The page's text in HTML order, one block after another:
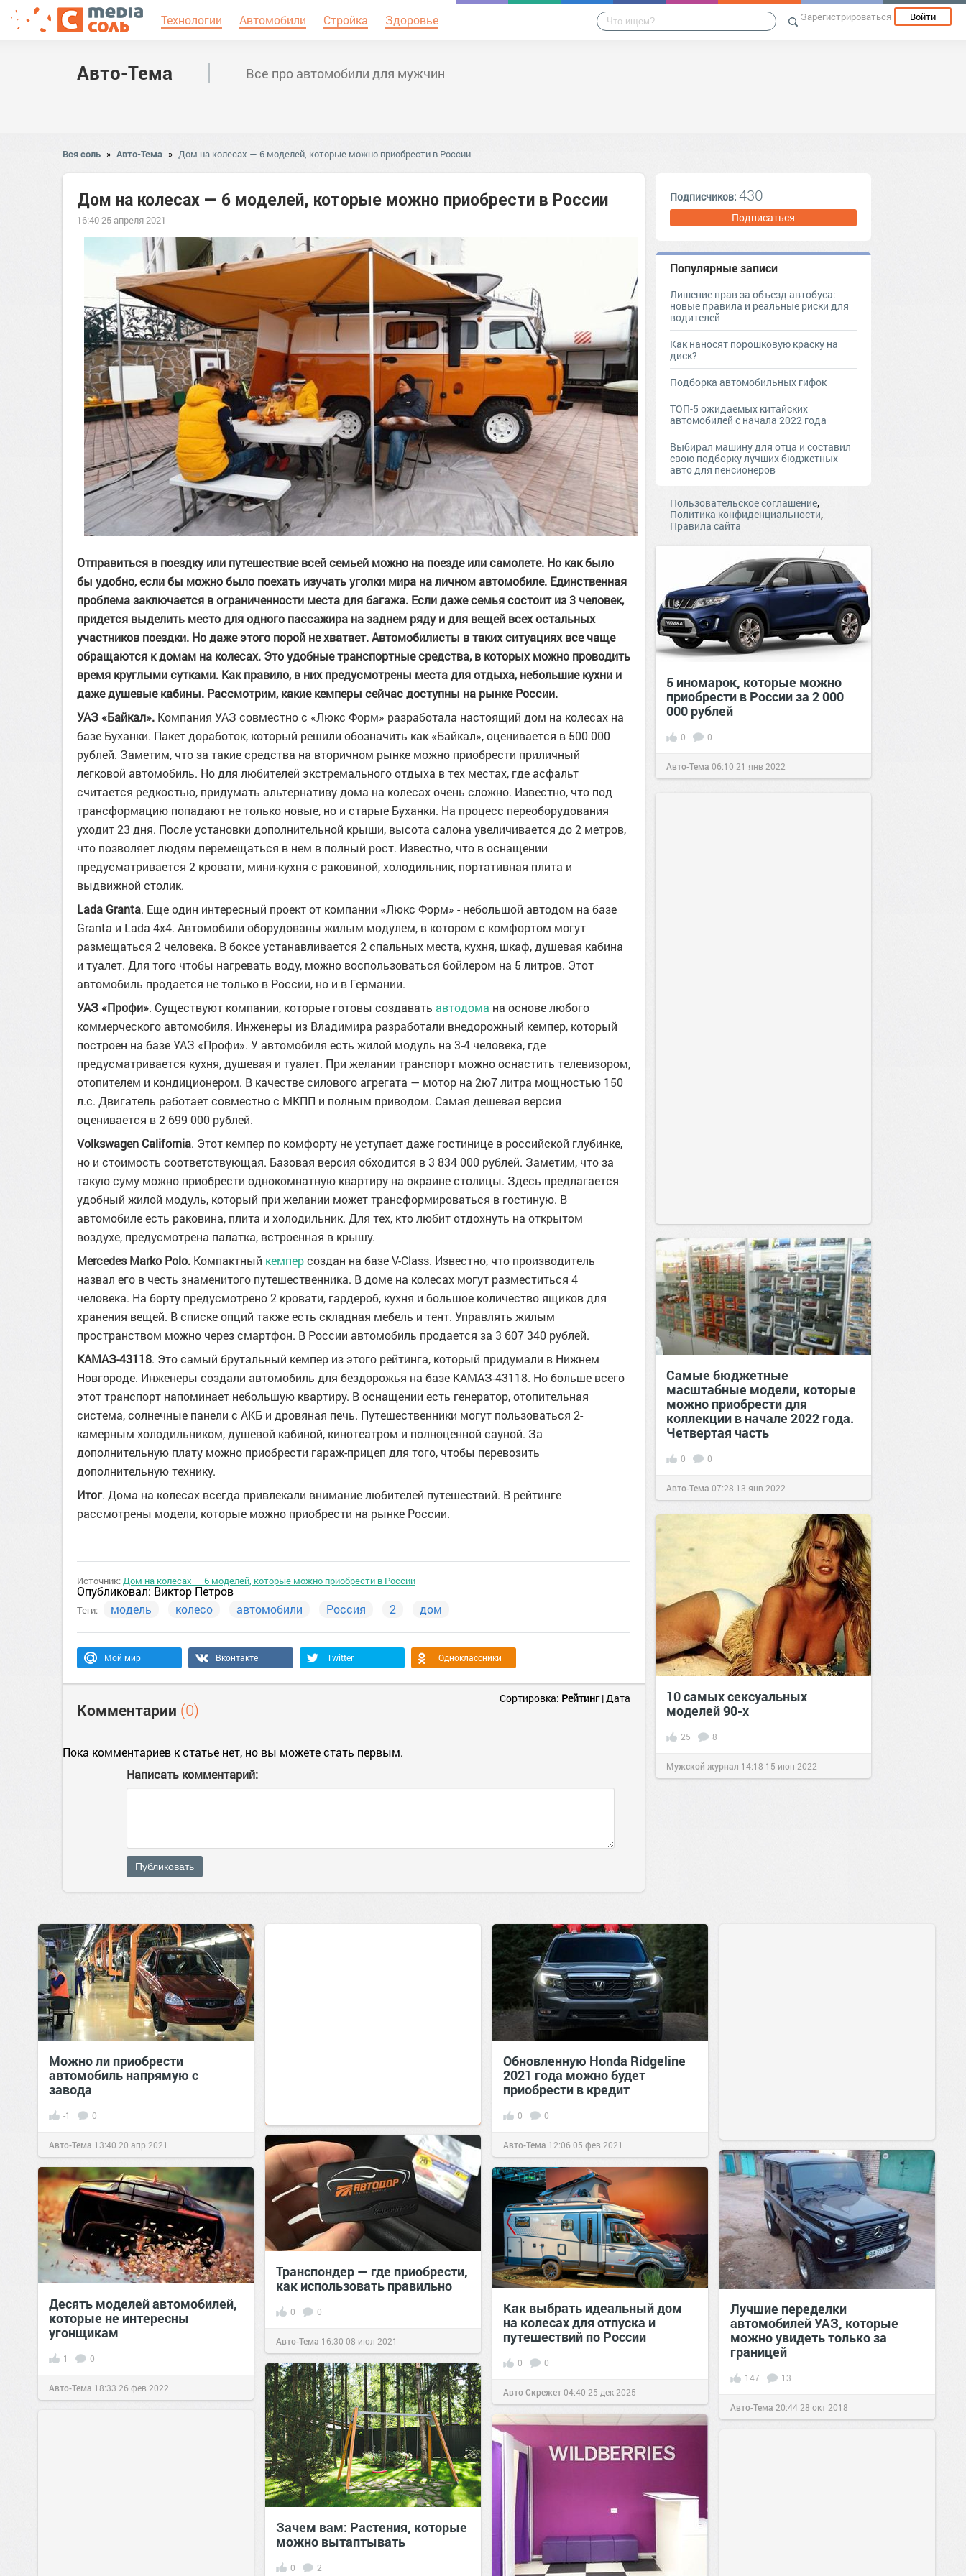
Технологии Автомобили Стройка Здоровье Зарегистрироваться Войти
Авто-Тема Все про автомобили для мужчин
Вся соль » Авто-Тема » Дом на колесах — 6 моделей, которые можно приобрести в России
Дом на колесах — 6 моделей, которые можно приобрести в России
16:40 25 апреля 2021
Отправиться в поездку или путешествие всей семьей можно на поезде или самолете. Но как было
бы удобно, если бы можно было поехать изучать уголки мира на личном автомобиле. Единственная
проблема заключается в ограниченности места для багажа. Если даже семья состоит из 3 человек,
придется выделить место для одного пассажира на заднем ряду и для вещей всех остальных
участников поездки. Но даже этого порой не хватает. Автомобилисты в таких ситуациях все чаще
обращаются к домам на колесах. Это удобные транспортные средства, в которых можно проводить
время круглыми сутками. Как правило, в них предусмотрены места для отдыха, небольшие кухни и
даже душевые кабины. Рассмотрим, какие кемперы сейчас доступны на рынке России.
УАЗ «Байкал». Компания УАЗ совместно с «Люкс Форм» разработала настоящий дом на колесах на
базе Буханки. Пакет доработок, который решили обозначить как «Байкал», оценивается в 500 000
рублей. Заметим, что за такие средства на вторичном рынке можно приобрести приличный
легковой автомобиль. Но для любителей экстремального отдыха в тех местах, где асфальт
считается редкостью, придумать альтернативу дома на колесах очень сложно. Известно, что под
трансформацию попадают не только новые, но и старые Буханки. На процесс переоборудования
уходит 23 дня. После установки дополнительной крыши, высота салона увеличивается до 2 метров,
что позволяет людям перемещаться в нем в полный рост. Известно, что в оснащении
предусматривается 2 кровати, мини-кухня с раковиной, холодильник, портативная плита и
выдвижной столик.
Lada Granta. Еще один интересный проект от компании «Люкс Форм» - небольшой автодом на базе
Granta и Lada 4x4. Автомобили оборудованы жилым модулем, в котором с комфортом могут
размещаться 2 человека. В боксе устанавливается 2 спальных места, кухня, шкаф, душевая кабина
и туалет. Для того чтобы нагревать воду, можно воспользоваться бойлером на 5 литров. Этот
автомобиль продается не только в России, но и в Германии.
УАЗ «Профи». Существуют компании, которые готовы создавать автодома на основе любого
коммерческого автомобиля. Инженеры из Владимира разработали внедорожный кемпер, который
построен на базе УАЗ «Профи». У автомобиля есть жилой модуль на 3-4 человека, где
предусматривается кухня, душевая и туалет. При желании транспорт можно оснастить телевизором,
отопителем и кондиционером. В качестве силового агрегата — мотор на 2ю7 литра мощностью 150
л.с. Двигатель работает совместно с МКПП и полным приводом. Самая дешевая версия
оценивается в 2 699 000 рублей.
Volkswagen California. Этот кемпер по комфорту не уступает даже гостинице в российской глубинке,
но и стоимость соответствующая. Базовая версия обходится в 3 834 000 рублей. Заметим, что за
такую суму можно приобрести однокомнатную квартиру на окраине столицы. Здесь предлагается
удобный жилой модуль, который при желании может трансформироваться в гостиную. В
автомобиле есть раковина, плита и холодильник. Для тех, кто любит отдохнуть на открытом
воздухе, предусмотрена палатка, встроенная в крышу.
Mercedes Marko Polo. Компактный кемперсоздан на базе V-Class. Известно, что производитель
назвал его в честь знаменитого путешественника. В доме на колесах могут разместиться 4
человека. На борту предусмотрено 2 кровати, гардероб, кухня и большое количество ящиков для
хранения вещей. В списке опций также есть складная мебель и тент. Управлять жилым
пространством можно через смартфон. В России автомобиль продается за 3 607 340 рублей.
КАМАЗ-43118. Это самый брутальный кемпер из этого рейтинга, который придумали в Нижнем
Новгороде. Инженеры создали автомобиль для бездорожья на базе КАМАЗ-43118. Но больше всего
этот транспорт напоминает небольшую квартиру. В оснащении есть генератор, отопительная
система, солнечные панели с АКБ и дровяная печь. Путешественники могут пользоваться 2-
камерным холодильником, душевой кабиной, кинотеатром и полноценной сауной. За
дополнительную плату можно приобрести гараж-прицеп для того, чтобы перевозить
дополнительную технику.
Итог. Дома на колесах всегда привлекали внимание любителей путешествий. В рейтинге
рассмотрены модели, которые можно приобрести на рынке России.
Источник:Дом на колесах — 6 моделей, которые можно приобрести в России
Опубликовал: Виктор Петров
Теги: модель колесо автомобили Россия 2 дом
Мой мир Вконтакте Twitter Одноклассники
Комментарии (0)
Сортировка: Рейтинг|Дата
Пока комментариев к статье нет, но вы можете стать первым.
Написать комментарий:
Публиковать
Подписчиков: 430
Подписаться
Популярные записи
Лишение прав за объезд автобуса:
новые правила и реальные риски для
водителей
Как наносят порошковую краску на
диск?
Подборка автомобильных гифок
ТОП-5 ожидаемых китайских
автомобилей с начала 2022 года
Выбирал машину для отца и составил
свою подборку лучших бюджетных
авто для пенсионеров
Пользовательское соглашение,
Политика конфиденциальности,
Правила сайта
5 иномарок, которые можно
приобрести в России за 2 000
000 рублей
0 0
Авто-Тема 06:10 21 янв 2022
Самые бюджетные
масштабные модели, которые
можно приобрести для
коллекции в начале 2022 года.
Четвертая часть
0 0
Авто-Тема 07:28 13 янв 2022
10 самых сексуальных
моделей 90-х
25 8
Мужской журнал 14:18 15 июн 2022
Можно ли приобрести
автомобиль напрямую с
завода
-1 0
Авто-Тема 13:40 20 апр 2021
Обновленную Honda Ridgeline
2021 года можно будет
приобрести в кредит
0 0
Авто-Тема 12:0605 фев 2021
Транспондер — где приобрести,
как использовать правильно
0 0
Авто-Тема 16:30 08 июл 2021
Лучшие переделки
автомобилей УАЗ, которые
можно увидеть только за
границей
147 13
Авто-Тема 20:44 28 окт 2018
Десять моделей автомобилей,
которые не интересны
угонщикам
1 0
Авто-Тема 18:33 26 фев 2022
Как выбрать идеальный дом
на колесах для отпуска и
путешествий по России
0 0
Авто Скрежет04:40 25 дек 2025
Зачем вам: Растения, которые
можно вытаптывать
0 2